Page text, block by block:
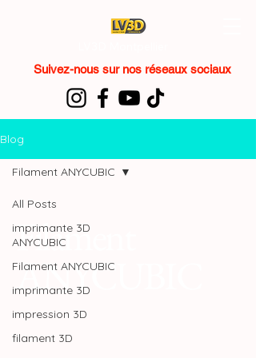
Suivez-nous sur nos réseaux sociaux
Blog
All Posts
imprimante 3D
ANYCUBIC
Filament ANYCUBIC
imprimante 3D
impression 3D
filament 3D
Filament ANYCUBIC
Filament
ANYCUBIC